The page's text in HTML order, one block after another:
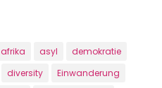
afrika asyl
demokratie
diversity
Einwanderung